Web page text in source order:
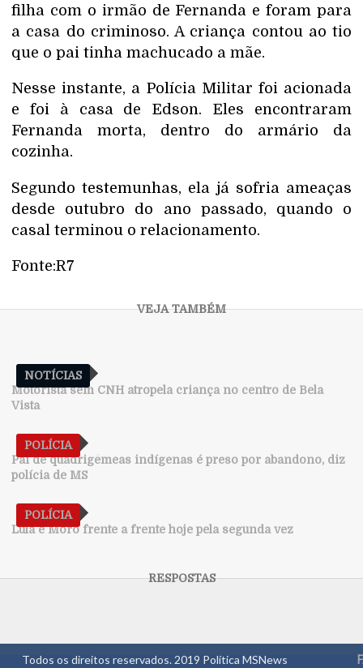
filha com o irmão de Fernanda e foram para
a casa do criminoso. A criança contou ao tio
que o pai tinha machucado a mãe.
Nesse instante, a Polícia Militar foi acionada
e foi à casa de Edson. Eles encontraram
Fernanda morta, dentro do armário da
cozinha.
Segundo testemunhas, ela já sofria ameaças
desde outubro do ano passado, quando o
casal terminou o relacionamento.
Fonte:R7
NOTÍCIAS
Motorista sem CNH atropela criança no centro de Bela
Vista
POLÍCIA
Pai de quadrigêmeas indígenas é preso por abandono, diz
polícia de MS
POLÍCIA
Lula e Moro frente a frente hoje pela segunda vez
Todos os direitos reservados. 2019 Política MSNews